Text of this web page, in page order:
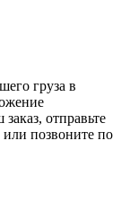
груза в
отправьте
позвоните по